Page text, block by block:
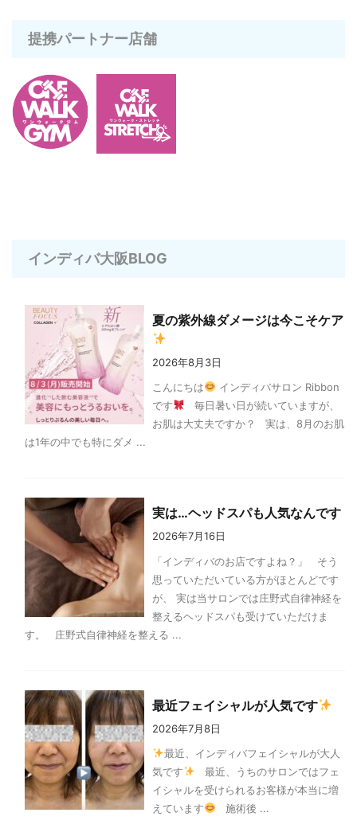
提携パートナー店舗
インディバ大阪BLOG
夏の紫外線ダメージは今こそケア
2026年8月3日
こんにちは
インディバサロン Ribbon
です
毎日暑い日が続いていますが、
お肌は大丈夫ですか？ 実は、8月のお肌
は1年の中でも特にダメ ...
実は…ヘッドスパも人気なんです
2026年7月16日
「インディバのお店ですよね？」 そう
思っていただいている方がほとんどです
が、 実は当サロンでは庄野式自律神経を
整えるヘッドスパも受けていただけま
す。 庄野式自律神経を整える ...
最近フェイシャルが人気です
2026年7月8日
最近、インディバフェイシャルが大人
気です
最近、うちのサロンではフェ
イシャルを受けられるお客様が本当に増
えています
施術後 ...